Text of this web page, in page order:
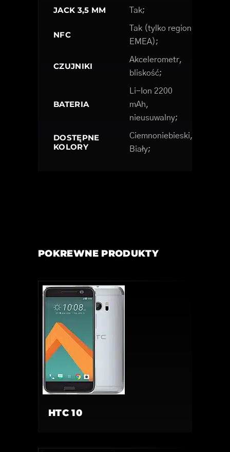
JACK 3,5 MM Tak;
NFC
Tak (tylko region
EMEA);
CZUJNIKI
Akcelerometr,
bliskość;
BATERIA
Li-Ion 2200
mAh,
nieusuwalny;
DOSTĘPNE
KOLORY
Ciemnoniebieski,
Biały;
POKREWNE PRODUKTY
HTC 10